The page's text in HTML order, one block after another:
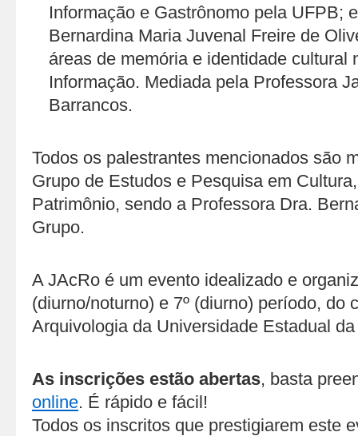
Informação e Gastrônomo pela UFPB;
Bernardina Maria Juvenal Freire de
áreas de memória e identidade cultural
Informação. Mediada pela Professora
Barrancos.
Todos os palestrantes mencionados são
Grupo de Estudos e Pesquisa em
Patrimônio, sendo a Professora Dra.
Grupo.
A JAcRo é um evento idealizado e
(diurno/noturno) e 7º (diurno) período, do
Arquivologia da Universidade Estadual
As inscrições estão abertas, basta
online. É rápido e fácil!
Todos os inscritos que prestigiarem este